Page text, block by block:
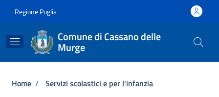
Regione Puglia
Comune di Cassano delle
Murge
Briciole di pane
Home / Servizi scolastici e per l'infanzia